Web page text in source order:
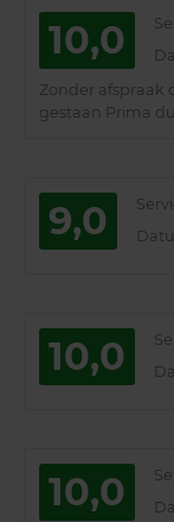
10,0
Zonder afspraak
gestaan Prima
9,0
10,0
10,0